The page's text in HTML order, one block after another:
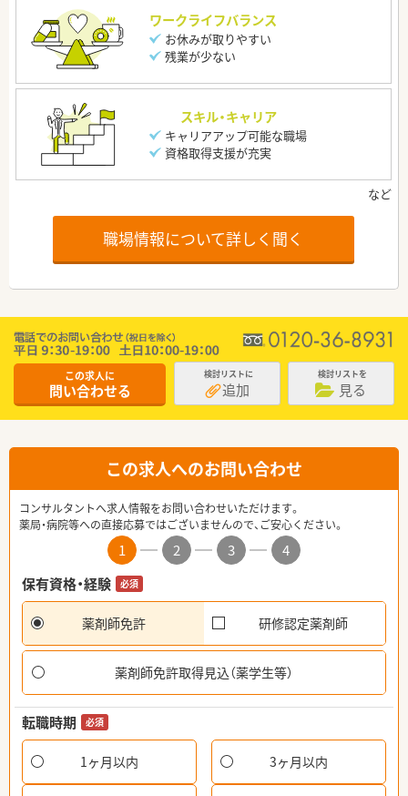
ワークライフバランス
お休みが取りやすい
残業が少ない
スキル・キャリア
キャリアアップ可能な職場
資格取得支援が充実
職場情報について詳しく聞く
この求人に
問い合わせる
検討リストに
追加
検討リストを
見る
この求人へのお問い合わせ
コンサルタントへ求人情報をお問い合わせいただけます。
薬局・病院等への直接応募ではございませんので、ご安心ください。
1 2 3
4
保有資格・経験
必須
薬剤師免許 研修認定薬剤師
薬剤師免許取得見込（薬学生等）
転職時期 必須
1ヶ月以内 3ヶ月以内